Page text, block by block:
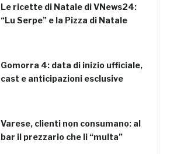
Le ricette di Natale di VNews24:
“Lu Serpe” e la Pizza di Natale
Gomorra 4: data di inizio ufficiale,
cast e anticipazioni esclusive
Varese, clienti non consumano: al
bar il prezzario che li “multa”